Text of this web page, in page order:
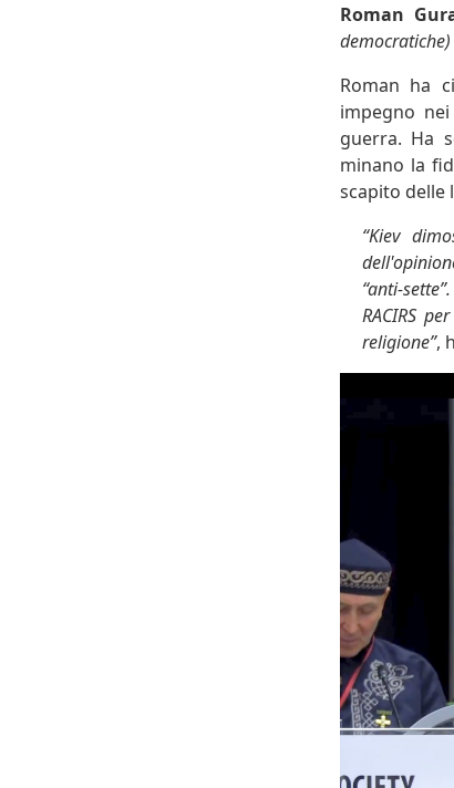
Roman
democratiche)
Roman ha
impegno
guerra. Ha
minano la
scapito delle
“Kiev
“anti-
RACIRS
religione”,